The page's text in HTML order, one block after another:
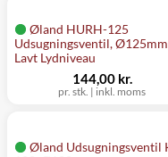
Øland HURH-125
Udsugningsventil,
Lavt Lydniveau
pr. stk. | inkl. moms
144,00 kr.
Øland Udsugningsventil